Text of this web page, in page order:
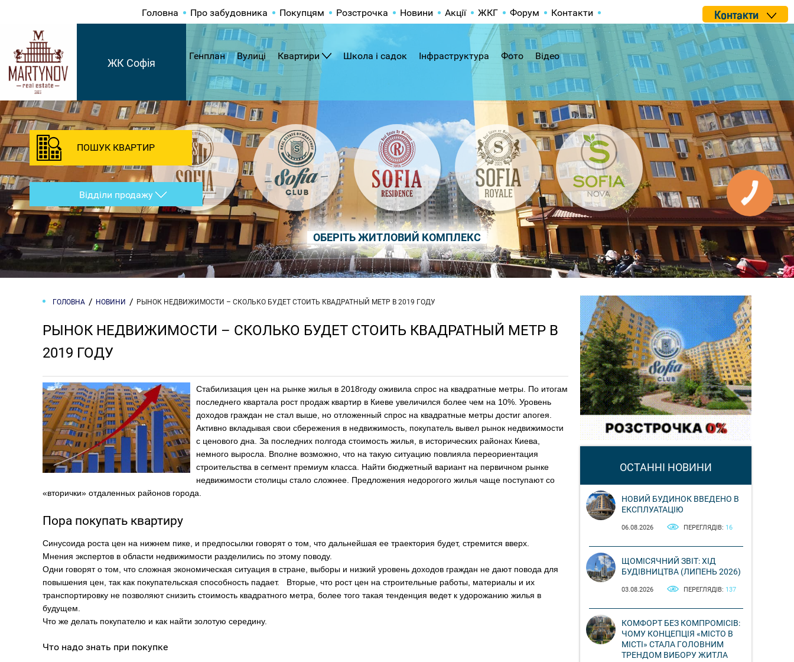
ОБЕРІТЬ ЖИТЛОВИЙ КОМПЛЕКС
Головна Про забудовника Покупцям Розстрочка Новини Акції ЖКГ Форум Контакти Контакти
ЖК Софія
Генплан Вулиці Квартири Школа і садок Інфраструктура Фото Відео
ПОШУК КВАРТИР
Відділи продажу
ГОЛОВНА НОВИНИ РЫНОК НЕДВИЖИМОСТИ – СКОЛЬКО БУДЕТ СТОИТЬ КВАДРАТНЫЙ МЕТР В 2019 ГОДУ
РЫНОК НЕДВИЖИМОСТИ – СКОЛЬКО БУДЕТ СТОИТЬ КВАДРАТНЫЙ МЕТР В
2019 ГОДУ
Стабилизация цен на рынке жилья в 2018году оживила спрос на квадратные метры. По итогам
последнего квартала рост продаж квартир в Киеве увеличился более чем на 10%. Уровень
доходов граждан не стал выше, но отложенный спрос на квадратные метры достиг апогея.
Активно вкладывая свои сбережения в недвижимость, покупатель вывел рынок недвижимости
с ценового дна. За последних полгода стоимость жилья, в исторических районах Киева,
немного выросла. Вполне возможно, что на такую ситуацию повлияла переориентация
строительства в сегмент премиум класса. Найти бюджетный вариант на первичном рынке
недвижимости столицы стало сложнее. Предложения недорогого жилья чаще поступают со
«вторички» отдаленных районов города.
Пора покупать квартиру
Синусоида роста цен на нижнем пике, и предпосылки говорят о том, что дальнейшая ее траектория будет, стремится вверх.
Мнения экспертов в области недвижимости разделились по этому поводу.
Одни говорят о том, что сложная экономическая ситуация в стране, выборы и низкий уровень доходов граждан не дают повода для
повышения цен, так как покупательская способность падает. Вторые, что рост цен на строительные работы, материалы и их
транспортировку не позволяют снизить стоимость квадратного метра, более того такая тенденция ведет к удорожанию жилья в
будущем.
Что же делать покупателю и как найти золотую середину.
Что надо знать при покупке
ОСТАННІ НОВИНИ
НОВИЙ БУДИНОК ВВЕДЕНО В
ЕКСПЛУАТАЦІЮ
06.08.2026 ПЕРЕГЛЯДІВ: 16
ЩОМІСЯЧНИЙ ЗВІТ: ХІД
БУДІВНИЦТВА (ЛИПЕНЬ 2026)
03.08.2026 ПЕРЕГЛЯДІВ: 137
КОМФОРТ БЕЗ КОМПРОМІСІВ:
ЧОМУ КОНЦЕПЦІЯ «МІСТО В
МІСТІ» СТАЛА ГОЛОВНИМ
ТРЕНДОМ ВИБОРУ ЖИТЛА